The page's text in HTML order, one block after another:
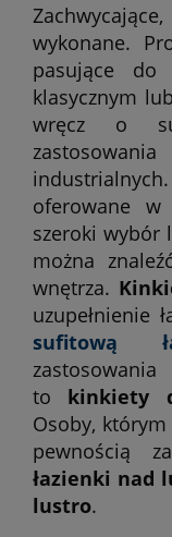
wykonane.
pasujące do
klasycznym
wręcz o
oferowane
szeroki wybór
można
wnętrza.
uzupełnienie
sufitową
to kinkiety
Osoby,
pewnością
łazienki nad
lustro.